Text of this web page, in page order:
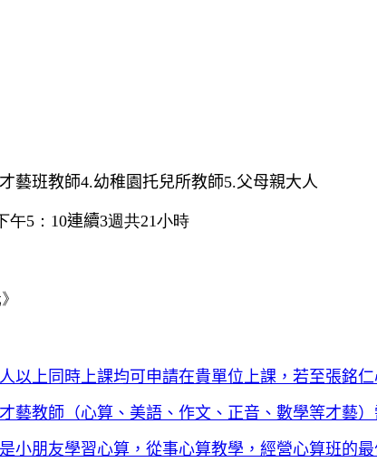
藝班教師4.幼稚園托兒所教師5.父母親大人
午5： 10連續3週共21小時
以上同時上課均可申請在貴單位上課， 若至張銘
藝教師（心算、美語、作文、正音、數學等才藝
小朋友學習心算，從事心算教學，經營心算班的最